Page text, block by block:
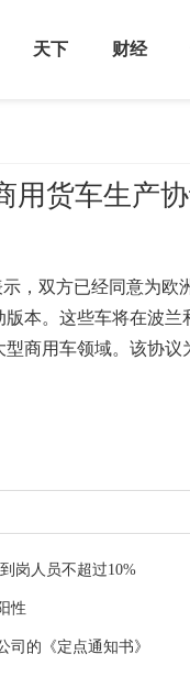
天下 财经
用货车生产
双方已经同意为欧
本。这些车将在波兰
商用车领域。该协
岗人员不超过10%
性
的《定点通知书》